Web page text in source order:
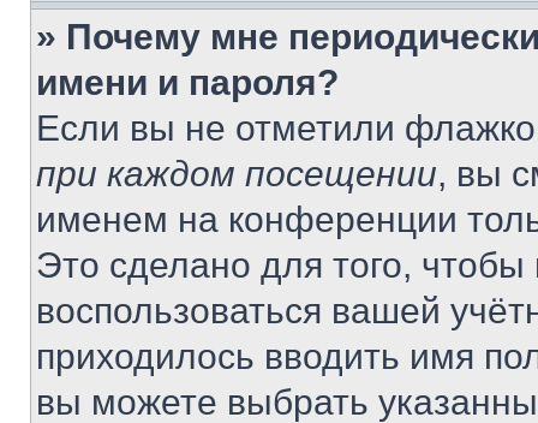
» Почему мне
имени и пароля?
Если вы не отметили
при каждом посещении, вы
именем на конференции
Это сделано для того, чтобы
воспользоваться вашей
приходилось вводить имя
вы можете выбрать